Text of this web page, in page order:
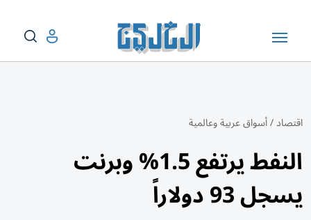
اقتصاد/أسواق عربية وعالمية
النفط يرتفع 1.5% وبرنت
يسجل 93 دولاراً